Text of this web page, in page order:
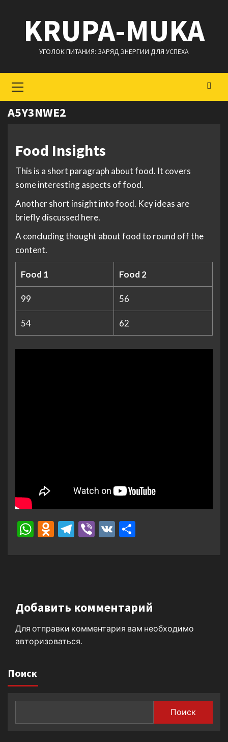
содержимому
KRUPA-MUKA
УГОЛОК ПИТАНИЯ: ЗАРЯД ЭНЕРГИИ ДЛЯ УСПЕХА
меню
A5Y3NWE2
Food Insights
This is a short paragraph about food. It covers
some interesting aspects of food.
Another short insight into food. Key ideas are
briefly discussed here.
A concluding thought about food to round off the
content.
Food 1 Food 2
99 56
54 62
WhatsApp
Odnoklassniki
Telegram
Viber
VK
Добавить комментарий
Для отправки комментария вам необходимо
авторизоваться
Поиск
Поиск